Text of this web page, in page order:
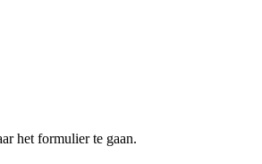
het formulier te gaan.